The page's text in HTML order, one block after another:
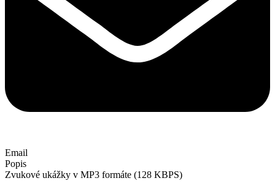
Email
Popis
Zvukové ukážky v MP3 formáte (128 KBPS)